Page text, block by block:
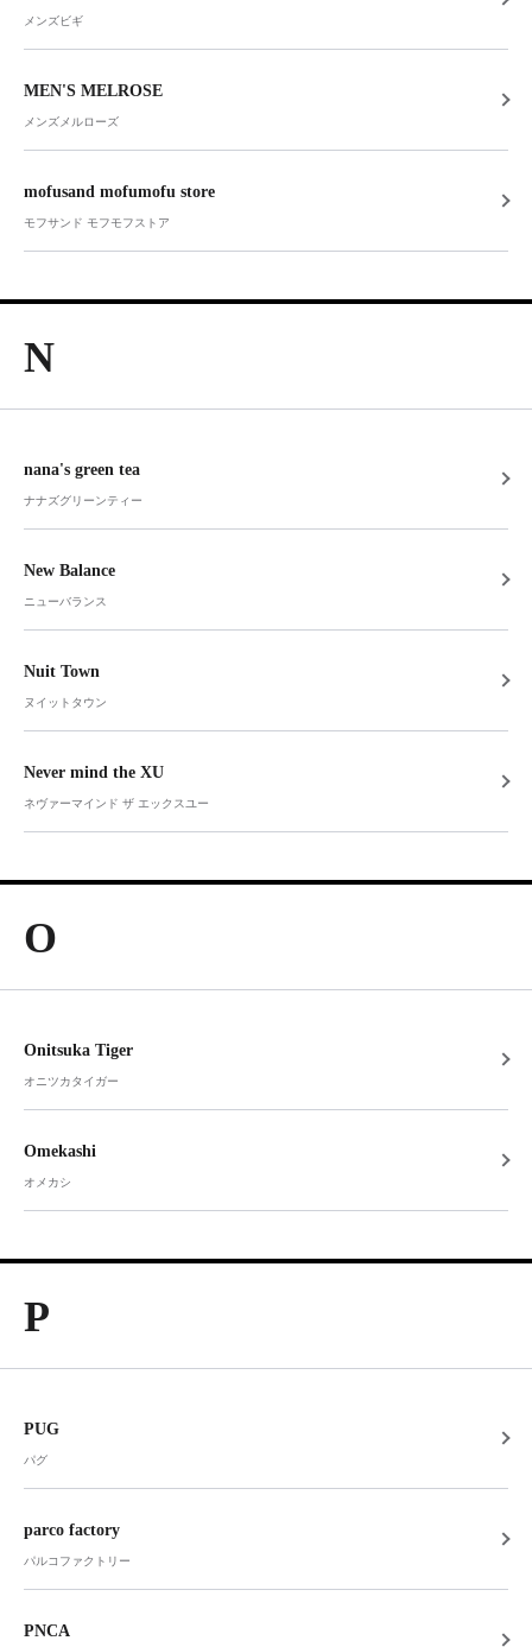
メンズビギ
MEN'S MELROSE
メンズメルローズ
mofusand mofumofu store
モフサンド モフモフストア
N
nana's green tea
ナナズグリーンティー
New Balance
ニューバランス
Nuit Town
ヌイットタウン
Never mind the XU
ネヴァーマインド ザ エックスユー
O
Onitsuka Tiger
オニツカタイガー
Omekashi
オメカシ
P
PUG
パグ
parco factory
パルコファクトリー
PNCA